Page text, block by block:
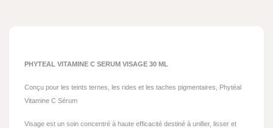
PHYTEAL VITAMINE C SERUM VISAGE 30 ML
Conçu pour les teints ternes, les rides et les taches pigmentaires, Phytéal
Vitamine C Sérum
Visage est un soin concentré à haute efficacité destiné à unifier, lisser et